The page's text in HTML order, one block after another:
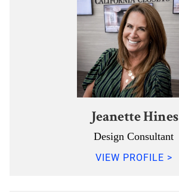
Jeanette Hines
Design Consultant
VIEW PROFILE >